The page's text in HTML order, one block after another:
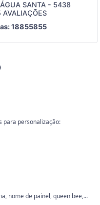
SANTA - 5438
18855855
para personalização:
nome de painel, queen bee,...